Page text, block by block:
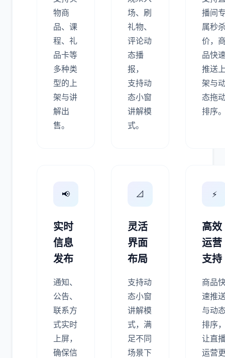
物商
品、课
程、礼
品卡等
多种类
型的上
架与讲
解出
售。
场、刷
礼物、
评论动
态播
报，
支持动
态小窗
讲解模
式。
播间
属秒
价，
品快
推送
架与
态拖
排序
📢
实时
信息
发布
通知、
公告、
联系方
式实时
上屏，
确保信
📐
灵活
界面
布局
支持动
态小窗
讲解模
式，满
足不同
场景下
⚡
高效
运营
支持
商品
速推
与动
排序
让直
运营